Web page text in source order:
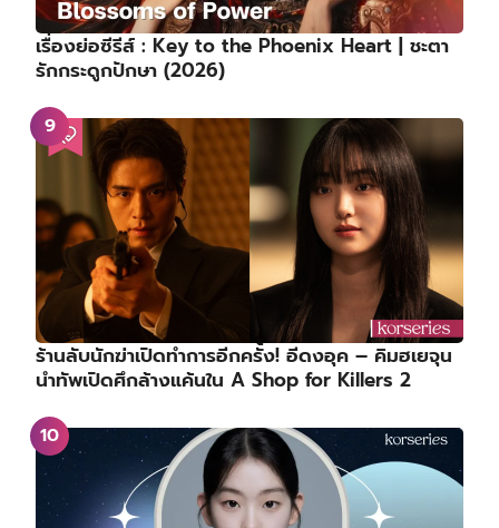
เรื่องย่อซีรีส์ : Key to the Phoenix Heart | ชะตา
รักกระดูกปักษา (2026)
ร้านลับนักฆ่าเปิดทำการอีกครั้ง! อีดงอุค – คิมฮเยจุน
นำทัพเปิดศึกล้างแค้นใน A Shop for Killers 2